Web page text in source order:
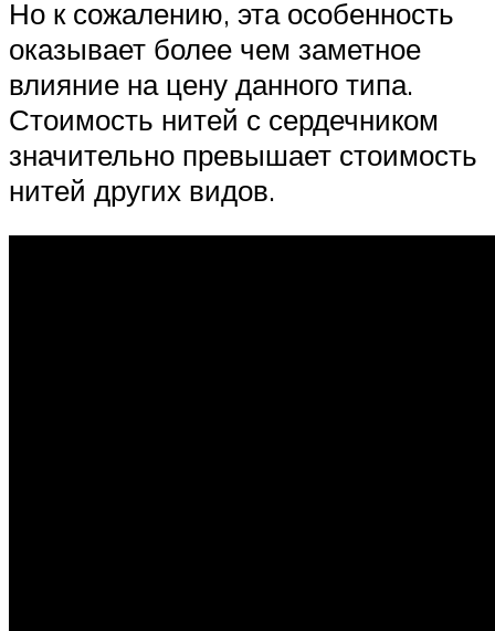
Но к сожалению, эта особенность
оказывает более чем заметное
влияние на цену данного типа.
Стоимость нитей с сердечником
значительно превышает стоимость
нитей других видов.